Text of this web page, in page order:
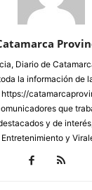
Diario de
la información de
que
y de
Entretenimiento y